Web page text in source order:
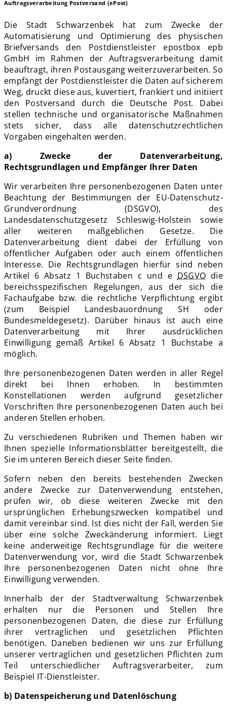
Auftragsverarbeitung Postversand (ePost)
Die Stadt Schwarzenbek hat zum Zwecke der
Automatisierung und Optimierung des physischen
Briefversands den Postdienstleister epostbox epb
GmbH im Rahmen der Auftragsverarbeitung damit
beauftragt, ihren Postausgang weiterzuverarbeiten. So
empfängt der Postdienstleister die Daten auf sicherem
Weg, druckt diese aus, kuvertiert, frankiert und initiiert
den Postversand durch die Deutsche Post. Dabei
stellen technische und organisatorische Maßnahmen
stets sicher, dass alle datenschutzrechtlichen
Vorgaben eingehalten werden.
a) Zwecke der Datenverarbeitung,
Rechtsgrundlagen und Empfänger Ihrer Daten
Wir verarbeiten Ihre personenbezogenen Daten unter
Beachtung der Bestimmungen der EU-Datenschutz-
Grundverordnung (DSGVO), des
Landesdatenschutzgesetz Schleswig-Holstein sowie
aller weiteren maßgeblichen Gesetze. Die
Datenverarbeitung dient dabei der Erfüllung von
öffentlicher Aufgaben oder auch einem öffentlichen
Interesse. Die Rechtsgrundlagen hierfür sind neben
Artikel 6 Absatz 1 Buchstaben c und e DSGVO die
bereichsspezifischen Regelungen, aus der sich die
Fachaufgabe bzw. die rechtliche Verpflichtung ergibt
(zum Beispiel Landesbauordnung SH oder
Bundesmeldegesetz). Darüber hinaus ist auch eine
Datenverarbeitung mit Ihrer ausdrücklichen
Einwilligung gemäß Artikel 6 Absatz 1 Buchstabe a
möglich.
Ihre personenbezogenen Daten werden in aller Regel
direkt bei Ihnen erhoben. In bestimmten
Konstellationen werden aufgrund gesetzlicher
Vorschriften Ihre personenbezogenen Daten auch bei
anderen Stellen erhoben.
Zu verschiedenen Rubriken und Themen haben wir
Ihnen spezielle Informationsblätter bereitgestellt, die
Sie im unteren Bereich dieser Seite finden.
Sofern neben den bereits bestehenden Zwecken
andere Zwecke zur Datenverwendung entstehen,
prüfen wir, ob diese weiteren Zwecke mit den
ursprünglichen Erhebungszwecken kompatibel und
damit vereinbar sind. Ist dies nicht der Fall, werden Sie
über eine solche Zweckänderung informiert. Liegt
keine anderweitige Rechtsgrundlage für die weitere
Datenverwendung vor, wird die Stadt Schwarzenbek
Ihre personenbezogenen Daten nicht ohne Ihre
Einwilligung verwenden.
Innerhalb der der Stadtverwaltung Schwarzenbek
erhalten nur die Personen und Stellen Ihre
personenbezogenen Daten, die diese zur Erfüllung
ihrer vertraglichen und gesetzlichen Pflichten
benötigen. Daneben bedienen wir uns zur Erfüllung
unserer vertraglichen und gesetzlichen Pflichten zum
Teil unterschiedlicher Auftragsverarbeiter, zum
Beispiel IT-Dienstleister.
b) Datenspeicherung und Datenlöschung